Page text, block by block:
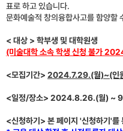
표로 하고 있습니다.
문화예술적 창의융합사고를 함양할
< 대상 > 학부생 및 대학원생
(미술대학 소속 학생 신청 불가
<모집기간> 2024.7.29.(월)~(인
<일정/장소> 2024.8.26.(월) ~
<신청하기> 본 페이지 '신청하기'를